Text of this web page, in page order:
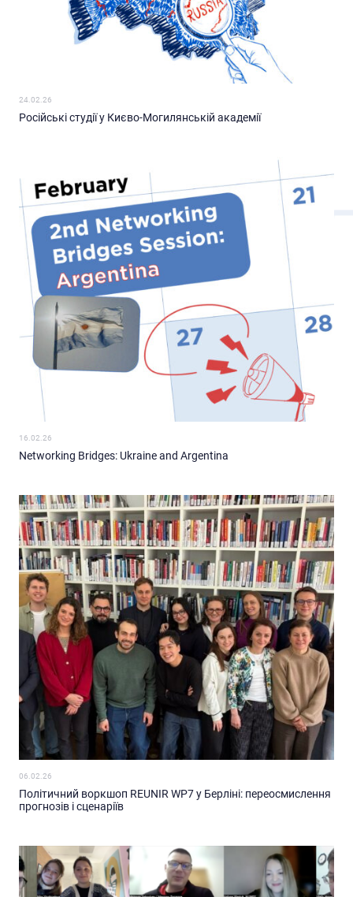
24.02.26
Російські студії у Києво-Могилянській академії
16.02.26
Networking Bridges: Ukraine and Argentina
06.02.26
Політичний воркшоп REUNIR WP7 у Берліні: переосмислення
прогнозів і сценаріїв